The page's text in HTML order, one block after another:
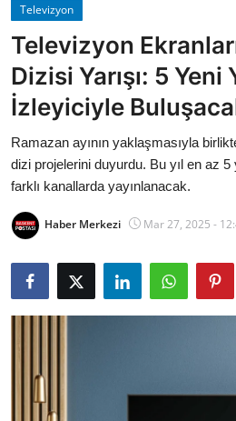
Cumhurbaşkanlığı
Bakanlıklar
Siyasi Partiler
Mülki İdare
Toplum ve Yaşam
Sivil Toplum Kuruluşları
Kamu Kurumları ve Üst Kurullar
Televizyon
Televizyon
Dizisi Yarışı: 5 Yeni
İzleyiciyle
Ramazan ayının yaklaşmasıyla
dizi projelerini duyurdu. Bu yıl en az
farklı kanallarda yayınlanacak.
Haber Merkezi Mar 27, 2025 -